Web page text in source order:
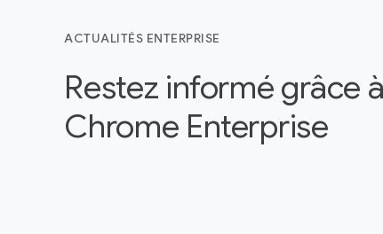
ACTUALITÉS ENTERPRISE
Restez informé grâce
Chrome Enterprise